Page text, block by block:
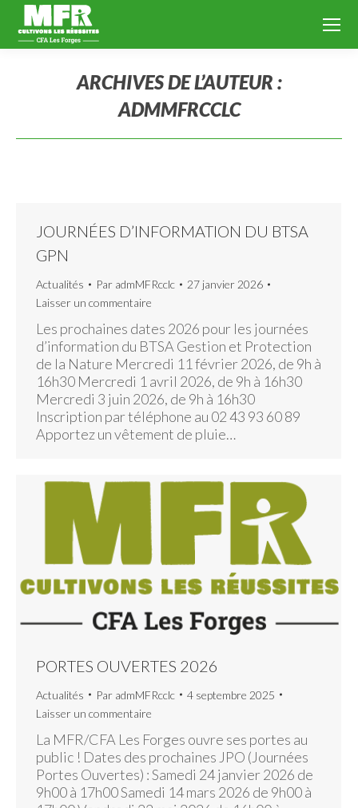
ARCHIVES DE L’AUTEUR :
ADMMFRCCLC
JOURNÉES D’INFORMATION DU BTSA
GPN
Actualités Par admMFRcclc
27 janvier 2026
Laisser un commentaire
Les prochaines dates 2026 pour les journées
d’information du BTSA Gestion et Protection
de la Nature Mercredi 11 février 2026, de 9h à
16h30 Mercredi 1 avril 2026, de 9h à 16h30
Mercredi 3 juin 2026, de 9h à 16h30
Inscription par téléphone au 02 43 93 60 89
Apportez un vêtement de pluie…
PORTES OUVERTES 2026
Actualités Par admMFRcclc
4 septembre 2025
Laisser un commentaire
La MFR/CFA Les Forges ouvre ses portes au
public ! Dates des prochaines JPO (Journées
Portes Ouvertes) : Samedi 24 janvier 2026 de
9h00 à 17h00 Samedi 14 mars 2026 de 9h00 à